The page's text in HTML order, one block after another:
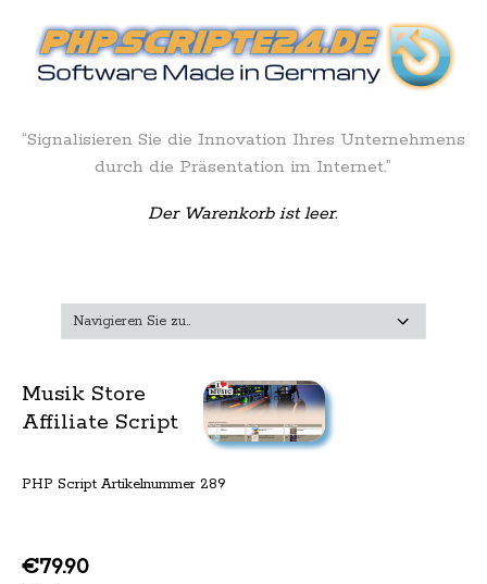
“Signalisieren Sie die Innovation Ihres Unternehmens
durch die Präsentation im Internet.”
Der Warenkorb ist leer.
Musik Store
Affiliate Script
PHP Script Artikelnummer 289
€79.90